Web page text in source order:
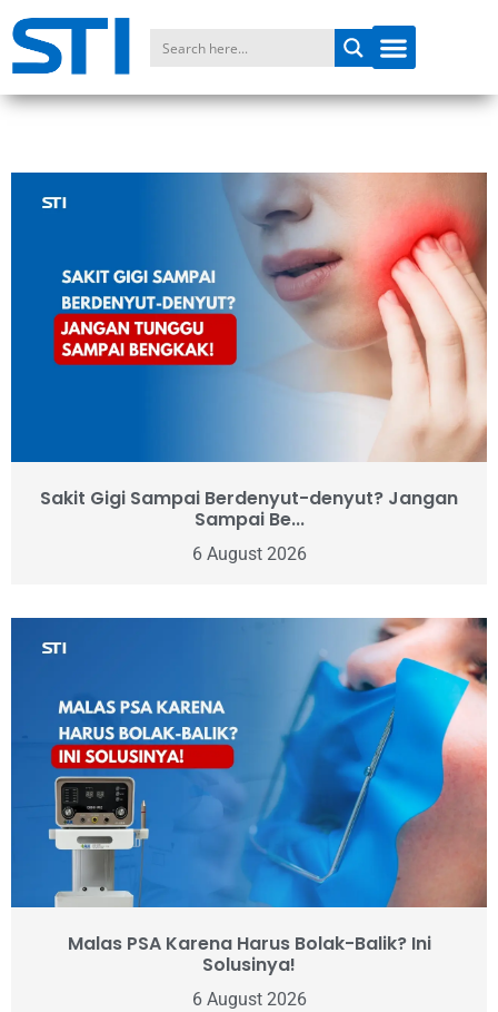
Sakit Gigi Sampai Berdenyut-denyut? Jangan
Sampai Be...
6 August 2026
Malas PSA Karena Harus Bolak-Balik? Ini
Solusinya!
6 August 2026